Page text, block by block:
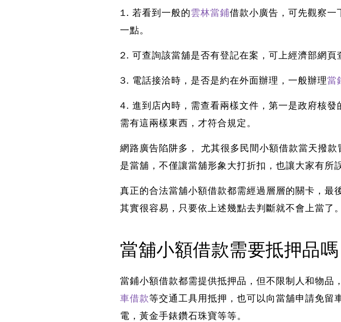
1. 若看到一般的雲林當鋪借款小廣告，可先觀察
一點。
2. 可查詢該當舖是否有登記在案，可上經濟部網頁
3. 電話接洽時，是否是約在外面辦理，一般辦理當
4. 進到店內時，需查看兩樣文件，第一是政府核
需有這兩樣東西，才符合規定。
網路廣告陷阱多， 尤其很多民間小額借款當天撥款
是當舖，不僅讓當舖形象大打折扣，也讓大家有所
真正的合法當舖小額借款都需經過層層的關卡， 最
其實很容易，只要依上述幾點去判斷就不會上當了。
當舖小額借款需要抵押品嗎
當鋪小額借款都需提供抵押品， 但不限制人和物品
車借款等交通工具用抵押，也可以向當舖申請免留
電，黃金手錶鑽石珠寶等等。